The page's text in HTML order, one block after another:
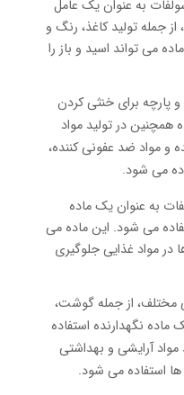
به عنوان یک عامل
جمله تولید کاغذ، رنگ و
می تواند اسید و باز را
پارچه برای خنثی کردن
همچنین در تولید مواد
و مواد ضد عفونی کننده،
می شود.
به عنوان یک ماده
می شود. این ماده می
در مواد غذایی جلوگیری
مختلف، از جمله گوشت،
ماده نگهدارنده استفاده
آرایشی و بهداشتی
ها استفاده می شود.